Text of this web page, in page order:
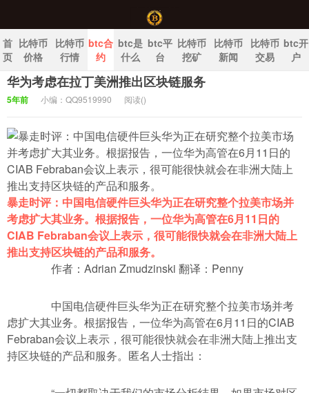
中国比特币官网
首
页
比特币
价格
比特币
行情
btc合
约
btc是
什么
btc平
台
比特币
挖矿
比特币
新闻
比特币
交易
btc开
户
华为考虑在拉丁美洲推出区块链服务
5年前 小编：QQ9519990 阅读()
暴走时评：中国电信硬件巨头华为正在研究整个拉美市场并
考虑扩大其业务。根据报告，一位华为高管在6月11日的
CIAB Febraban会议上表示，很可能很快就会在非洲大陆上
推出支持区块链的产品和服务。
作者：Adrian Zmudzinski 翻译：Penny
中国电信硬件巨头华为正在研究整个拉美市场并考
虑扩大其业务。根据报告，一位华为高管在6月11日的CIAB
Febraban会议上表示，很可能很快就会在非洲大陆上推出支
持区块链的产品和服务。匿名人士指出：